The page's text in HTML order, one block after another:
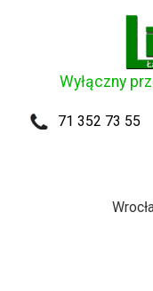
Wyłączny
71 352 73 55